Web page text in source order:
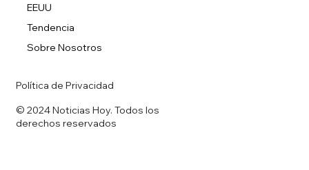
EEUU
Tendencia
Sobre Nosotros
Política de Privacidad
© 2024 Noticias Hoy. Todos los
derechos reservados